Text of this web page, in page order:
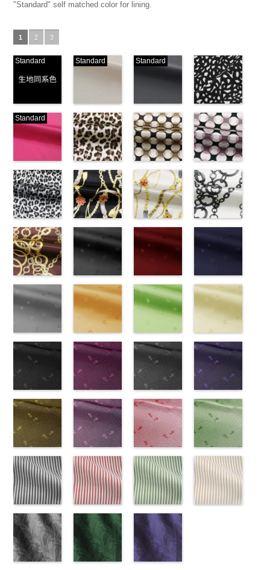
"Standard" self matched color for lining.
1 2 3
(-/TK)
http://www.anys.co.jp/wp-
content/uploads/2013/04/jpg
ステル100％
CHARALIST、
d.、
DOLCELABY、
JEANNE、
LUNAMARY、
LUNAMARY
ラージサイ
Macolina、
NUDE、
pinkywolman
Standard
(221/OT)
http://www.anys.co.jp/wp-
content/uploads/2013/04/221.jpg
221 ベージュ
ステル100％
CHARALIST、
d.、
DOLCELABY、
JEANNE、
LUNAMARY、
LUNAMARY
ラージサイ
Macolina、
NUDE、
pinkywolman
Standard
(19/OT)
http://www.anys.co.jp/wp-
content/uploads/2013/02/19.jpg
19 ブラック
ステル100％
CHARALIST、
d.、
DOLCELABY、
JEANNE、
LUNAMARY、
LUNAMARY
ラージサイ
Macolina、
NUDE、
pinkywolman
Standard
ワイト模様
(KKP3601-
24-C)
http://
24-c.jpg
KKP3601-24-
C ブラック×
ホワイト
テル100％
DOLCELABY、
FairyRose
(777/OT)
http://www.anys.co.jp/wp-
content/uploads/2013/08/777.jpg
777 ピンク
ステル100％
CHARALIST、
d.、
DOLCELABY、
JEANNE、
LUNAMARY、
LUNAMARY
ラージサイ
Macolina、
NUDE、
pinkywolman
Standard
ブラウン
(KKP1092-
55-B/UN)
http://www.anys.co.jp/wp-
55-b.jpg
KKP1092-55-
ブラウン
レオパード柄
100％
DOLCELABY
6000
柄ベージュ
(KKP1092-
93-C/UN)
http://www.anys.co.jp/wp-
93-c.jpg
KKP1092-93-
ベージュ
幾何学ドット
テル100％
DOLCELABY
柄ピンク
(KKP1092-
93-D/UN)
http://
93-d.jpg
KKP1092-93-
ピンク
100％
DOLCELABY
グレー
(KKP1092-
55-C/UN)
http://www.anys.co.jp/wp-
55-c.jpg
KKP1092-55-
グレー
オパード柄
100％
DOLCELABY
6000
ト柄ブラック
(KKP1092-
137-D/UN)
http://www.anys.co.jp/wp-
137-d.jpg
KKP1092-
137-D ブラッ
チェーン
リエステル
100％
DOLCELABY
6000
ト柄ホワイト
(KKP1092-
137-A/UN)
http://www.anys.co.jp/wp-
137-a.jpg
KKP1092-
ホワイ
チェーン
リエステル
100％
DOLCELABY
6000
ワイト
(KKP2090-
145-A/UN)
145-a.jpg
KKP2090-
ホワイ
チェーン
テル100％
DOLCELABY
6000
ラウン
(KKP21090-
145-B/UN)
http://www.anys.co.jp/wp-
145-b.jpg
KKP2090-
145-B
ブラウ
チェーン
テル100％
DOLCELABY
6000
(AK203-
55/LT)
http://www.anys.co.jp/wp-
content/uploads/2013/05/ak203-
AK203-55 ブ
ラック
花柄
キュプラ
100％
FairyRose
6000
(AK203-
51/LT)
http://www.anys.co.jp/wp-
content/uploads/2013/05/ak203-
AK203-51 レ
ッド
花柄
キ
ュプラ100％
DOLCELABY、
6000
(AK203-
50/LT)
http://
content/uploads/
AK203-50 ネ
イビー
キュプラ
100％
FairyRose
6000
(AK203-
31/LT)
http://www.anys.co.jp/wp-
content/uploads/2013/05/ak203-
AK203-31 グ
レー 花柄 キ
ュプラ100％
DOLCELABY、
6000
(AK203-
29/LT)
http://www.anys.co.jp/wp-
content/uploads/2013/05/ak203-
AK203-29 オ
レンジ
花柄
キュプラ
100％
FairyRose
6000
(AK203-
27/LT)
http://www.anys.co.jp/wp-
content/uploads/2013/05/ak203-
AK203-27 グ
リーン 花柄
キュプラ
100％
FairyRose
6000
(AK203-
11/LT)
http://
content/uploads/
11 ベージュ
花柄 キュプ
ラ100％
DOLCELABY、
6000
ラック
(AK201-
55/LT)
http://www.anys.co.jp/wp-
55.jpg
AK201-55 ブ
ラック 花柄
ドット キュ
DOLCELABY、
FairyRose
6000
ンク(AK201-
53/LT)
http://www.anys.co.jp/wp-
content/uploads/2013/05/ak201-
AK201-53 ピ
ンク 花柄ド
ット キュプ
ラ100％
FairyRose
6000
レー(AK201-
52/LT)
http://www.anys.co.jp/wp-
content/uploads/2013/04/ak201-
AK201-52 グ
レー 花柄ド
ット キュプ
ラ100％
FairyRose
6000
イビー
(AK201-
50/LT)
http://
50.jpg
AK201-50 ネ
イビー 花柄
ドット キュ
エロー
(AK201-
34/LT)
http://www.anys.co.jp/wp-
34.jpg
AK201-34 イ
エロー 花柄
ドット キュ
ープル
(AK201-
33/LT)
http://www.anys.co.jp/wp-
33.jpg
AK201-33 パ
ープル 花柄
ドット
キュ
ッド(AK201-
29/LT)
http://www.anys.co.jp/wp-
content/uploads/2013/04/ak201-
AK201-29 レ
ッド 花柄ド
ット キュプ
ラ100％
リーン
(AK201-
27/LT)
http://
ライプブラッ
ク(AKL5300-
5/LT)
http://www.anys.co.jp/wp-
ライプレッド
(AKL5300-
4/LT)
http://www.anys.co.jp/wp-
ライプグリー
ン(AKL5300-
3/LT)
http://www.anys.co.jp/wp-